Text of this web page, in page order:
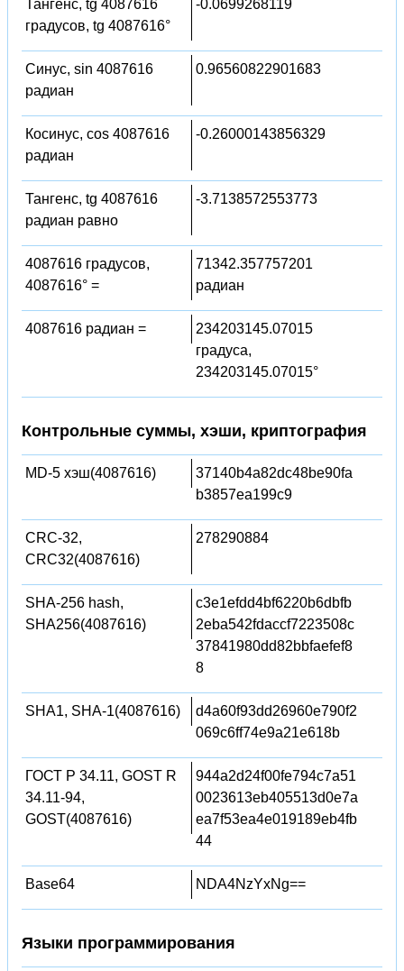
Тангенс, tg 4087616
градусов, tg 4087616°
-0.0699268119
Синус, sin 4087616
радиан
0.96560822901683
Косинус, cos 4087616
радиан
-0.26000143856329
Тангенс, tg 4087616
радиан равно
-3.7138572553773
4087616 градусов,
4087616° =
71342.357757201
радиан
4087616 радиан =
234203145.07015
градуса,
234203145.07015°
Контрольные суммы, хэши, криптография
MD-5 хэш(4087616)
37140b4a82dc48be90fa
b3857ea199c9
CRC-32,
CRC32(4087616)
278290884
SHA-256 hash,
SHA256(4087616)
c3e1efdd4bf6220b6dbfb
2eba542fdaccf7223508c
37841980dd82bbfaefef8
8
SHA1, SHA-1(4087616)
d4a60f93dd26960e790f2
069c6ff74e9a21e618b
ГОСТ Р 34.11, GOST R
34.11-94,
GOST(4087616)
944a2d24f00fe794c7a51
0023613eb405513d0e7a
ea7f53ea4e019189eb4fb
44
Base64 NDA4NzYxNg==
Языки программирования